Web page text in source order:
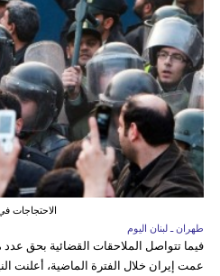
الاحتجاجات
طهران ـ لبنان اليوم
فيما تتواصل الملاحقات القضائية بحق
عمت إيران خلال الفترة الماضية، أعلنت